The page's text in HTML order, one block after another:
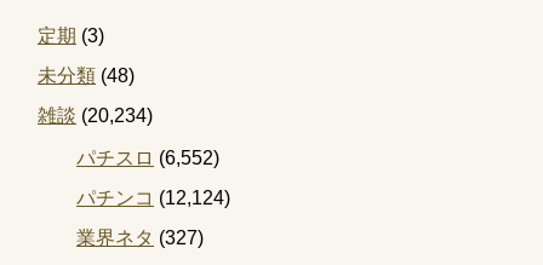
定期 (3)
未分類 (48)
雑談 (20,234)
パチスロ (6,552)
パチンコ (12,124)
業界ネタ (327)